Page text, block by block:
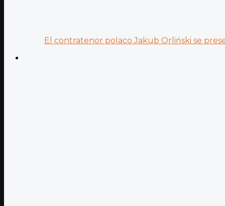
El contratenor polaco Jakub Orliński se